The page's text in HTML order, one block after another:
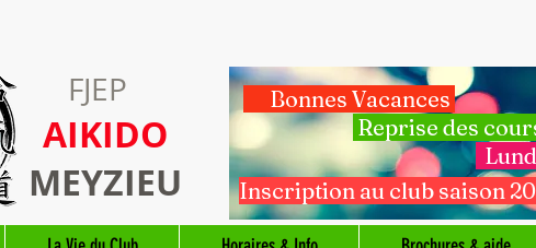
FJEP
AIKIDO
MEYZIEU
Bonnes Vacances
Reprise des
Inscription au club saison